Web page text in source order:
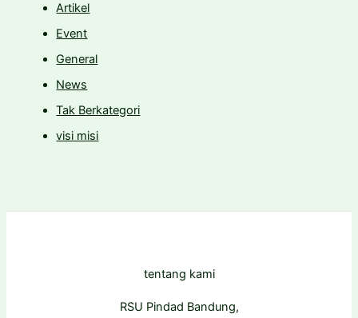
Artikel
Event
General
News
Tak Berkategori
visi misi
tentang kami
RSU Pindad Bandung,